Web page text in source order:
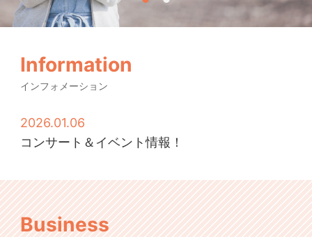
Information
インフォメーション
2026.01.06
コンサート＆イベント情報！
Business